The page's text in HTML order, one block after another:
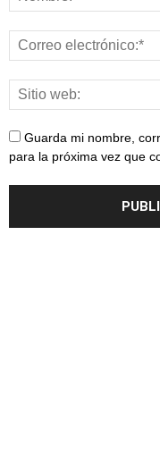
Guarda mi nombre,
para la próxima vez que